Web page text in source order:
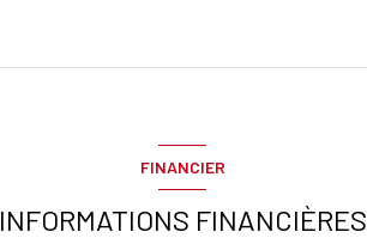
FINANCIER
INFORMATIONS FINANCIÈRES